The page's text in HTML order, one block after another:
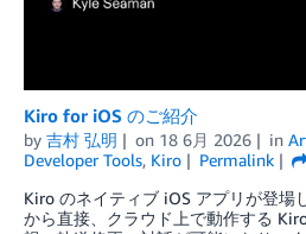
Kiro for iOS のご紹介
by 吉村 弘明 on 18 6月 2026 in
Developer Tools, Kiro Permalink
Kiro のネイティブ iOS アプリが登場
から直接、クラウド上で動作する